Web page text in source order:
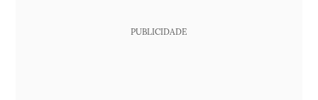
PUBLICIDADE